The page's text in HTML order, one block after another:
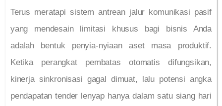
Terus meratapi sistem antrean jalur komunikasi pasif
yang mendesain limitasi khusus bagi bisnis Anda
adalah bentuk penyia-nyiaan aset masa produktif.
Ketika perangkat pembatas otomatis difungsikan,
kinerja sinkronisasi gagal dimuat, lalu potensi angka
pendapatan tender lenyap hanya dalam satu siang hari